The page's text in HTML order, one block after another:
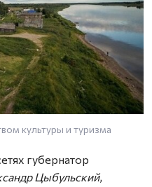
культуры и туризма
губернатор
Цыбульский,